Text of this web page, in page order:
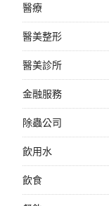
醫療
醫美整形
醫美診所
金融服務
除蟲公司
飲用水
飲食